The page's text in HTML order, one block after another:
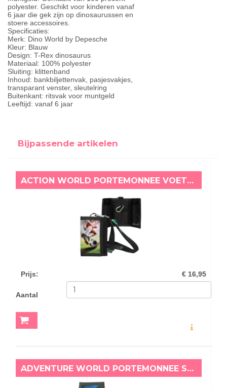
polyester. Geschikt voor kinderen vanaf
6 jaar die gek zijn op dinosaurussen en
stoere accessoires.
Specificaties:
Merk: Dino World by Depesche
Kleur: Blauw
Design: T-Rex dinosaurus
Materiaal: 100% polyester
Sluiting: klittenband
Inhoud: bankbiljettenvak, pasjesvakjes,
transparant venster, sleutelring
Buitenkant: ritsvak voor muntgeld
Leeftijd: vanaf 6 jaar
Bijpassende artikelen
ACTION WORLD PORTEMONNEE VOETBAL
Prijs: € 16,95
Aantal
ADVENTURE WORLD PORTEMONNEE SLANG